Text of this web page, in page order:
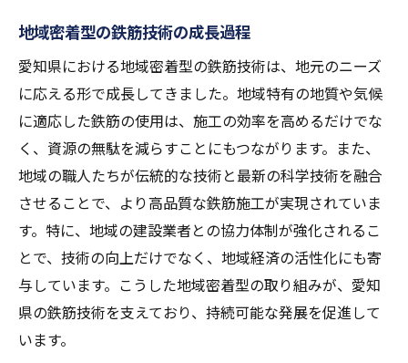
環境配慮型鉄筋の愛知県での普及促進
愛知県における鉄筋の革新がもたらす施工効率
化
鉄筋工法の革新で施工が効率化
愛知県の建設現場における鉄筋の新技術
鉄筋の革新がもたらす施工時間の短縮
鉄筋技術の進化が施工コストに与える影響
愛知県の施工効率を高める鉄筋技術
鉄筋技術の改善による施工プロセスの変革
鉄筋の信頼性が愛知県の建築革命を推進する
地域密着型の鉄筋技術の成長過程
愛知県における地域密着型の鉄筋技術は、地元のニーズ
に応える形で成長してきました。地域特有の地質や気候
に適応した鉄筋の使用は、施工の効率を高めるだけでな
く、資源の無駄を減らすことにもつながります。また、
地域の職人たちが伝統的な技術と最新の科学技術を融合
させることで、より高品質な鉄筋施工が実現されていま
す。特に、地域の建設業者との協力体制が強化されるこ
とで、技術の向上だけでなく、地域経済の活性化にも寄
与しています。こうした地域密着型の取り組みが、愛知
県の鉄筋技術を支えており、持続可能な発展を促進して
います。